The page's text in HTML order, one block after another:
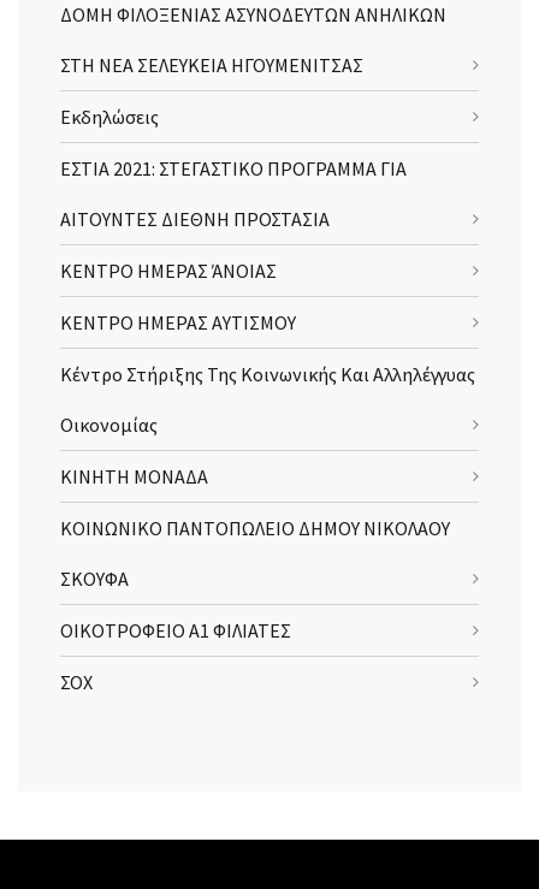
ΔΟΜΗ ΦΙΛΟΞΕΝΙΑΣ ΑΣΥΝΟΔΕΥΤΩΝ ΑΝΗΛΙΚΩΝ
ΣΤΗ ΝΕΑ ΣΕΛΕΥΚΕΙΑ ΗΓΟΥΜΕΝΙΤΣΑΣ
Εκδηλώσεις
ΕΣΤΙΑ 2021: ΣΤΕΓΑΣΤΙΚΟ ΠΡΟΓΡΑΜΜΑ ΓΙΑ
ΑΙΤΟΥΝΤΕΣ ΔΙΕΘΝΗ ΠΡΟΣΤΑΣΙΑ
ΚΕΝΤΡΟ ΗΜΕΡΑΣ ΆΝΟΙΑΣ
ΚΕΝΤΡΟ ΗΜΕΡΑΣ ΑΥΤΙΣΜΟΥ
Κέντρο Στήριξης Της Κοινωνικής Και Αλληλέγγυας
Οικονομίας
ΚΙΝΗΤΗ ΜΟΝΑΔΑ
ΚΟΙΝΩΝΙΚΟ ΠΑΝΤΟΠΩΛΕΙΟ ΔΗΜΟΥ ΝΙΚΟΛΑΟΥ
ΣΚΟΥΦΑ
ΟΙΚΟΤΡΟΦΕΙΟ Α1 ΦΙΛΙΑΤΕΣ
ΣΟΧ